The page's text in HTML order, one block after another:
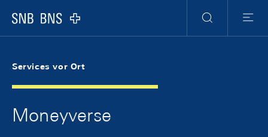
Logo
Suche
Menu
Services vor Ort
Moneyverse